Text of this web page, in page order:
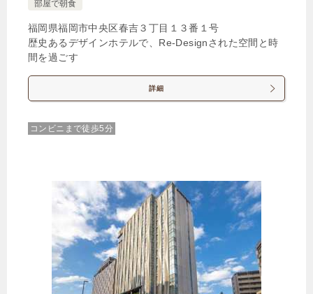
部屋で朝食
福岡県福岡市中央区春吉３丁目１３番１号
歴史あるデザインホテルで、Re-Designされた空間と時
間を過ごす
詳細
コンビニまで徒歩5分